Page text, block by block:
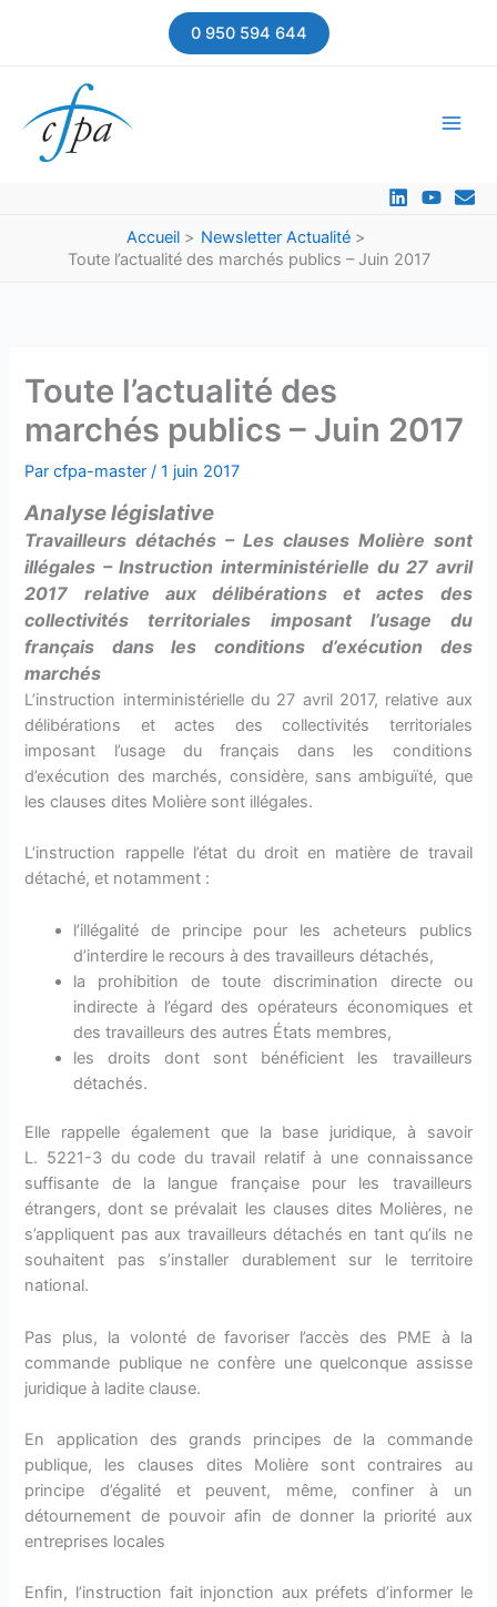
0 950 594 644
Accueil
Newsletter Actualité
Toute l’actualité des marchés publics – Juin 2017
Toute l’actualité des
marchés publics – Juin 2017
Parcfpa-master/1 juin 2017
Analyse législative
Travailleurs détachés – Les clauses Molière sont
illégales – Instruction interministérielle du 27 avril
2017 relative aux délibérations et actes des
collectivités territoriales imposant l’usage du
français dans les conditions d’exécution des
marchés
L’instruction interministérielle du 27 avril 2017, relative aux
délibérations et actes des collectivités territoriales
imposant l’usage du français dans les conditions
d’exécution des marchés, considère, sans ambiguïté, que
les clauses dites Molière sont illégales.
L’instruction rappelle l’état du droit en matière de travail
détaché, et notamment :
l’illégalité de principe pour les acheteurs publics
d’interdire le recours à des travailleurs détachés,
la prohibition de toute discrimination directe ou
indirecte à l’égard des opérateurs économiques et
des travailleurs des autres États membres,
les droits dont sont bénéficient les travailleurs
détachés.
Elle rappelle également que la base juridique, à savoir
L. 5221-3 du code du travail relatif à une connaissance
suffisante de la langue française pour les travailleurs
étrangers, dont se prévalait les clauses dites Molières, ne
s’appliquent pas aux travailleurs détachés en tant qu’ils ne
souhaitent pas s’installer durablement sur le territoire
national.
Pas plus, la volonté de favoriser l’accès des PME à la
commande publique ne confère une quelconque assisse
juridique à ladite clause.
En application des grands principes de la commande
publique, les clauses dites Molière sont contraires au
principe d’égalité et peuvent, même, confiner à un
détournement de pouvoir afin de donner la priorité aux
entreprises locales
Enfin, l’instruction fait injonction aux préfets d’informer le